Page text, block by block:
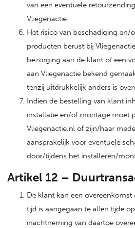
van een eventuele
Vliegenactie.
Het risico van beschadiging en/
producten berust bij
bezorging aan de klant of een
aan Vliegenactie bekend
tenzij uitdrukkelijk anders is
Indien de bestelling van klant
installatie en/of montage moet
Vliegenactie.nl of zijn/haar
aansprakelijk voor eventuele
door/tijdens het installeren/
Artikel 12 –
De klant kan een
tijd is aangegaan te allen tijde
inachtneming van daartoe